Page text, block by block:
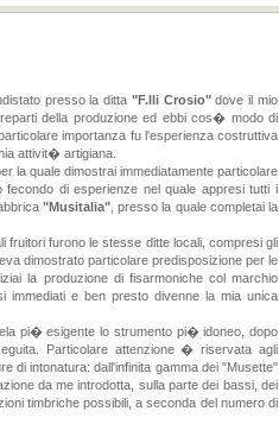
presso la ditta "F.lli Crosio"dove il mio
della produzione ed ebbi cos� modo di
importanza fu l'esperienza costruttiva
attivit� artigiana.
la quale dimostrai immediatamente particolare
di esperienze nel quale appresi tutti i
"Musitalia" , presso la quale completai la
fruitori furono le stesse ditte locali, compresi gli
dimostrato particolare predisposizione per le
la produzione di fisarmoniche col marchio
immediati e ben presto divenne la mia unica
pi� esigente lo strumento pi� idoneo, dopo
Particolare attenzione � riservata agli
di intonatura: dall'infinita gamma dei "Musette"
da me introdotta, sulla parte dei bassi, dei
timbriche possibili, a seconda del numero di